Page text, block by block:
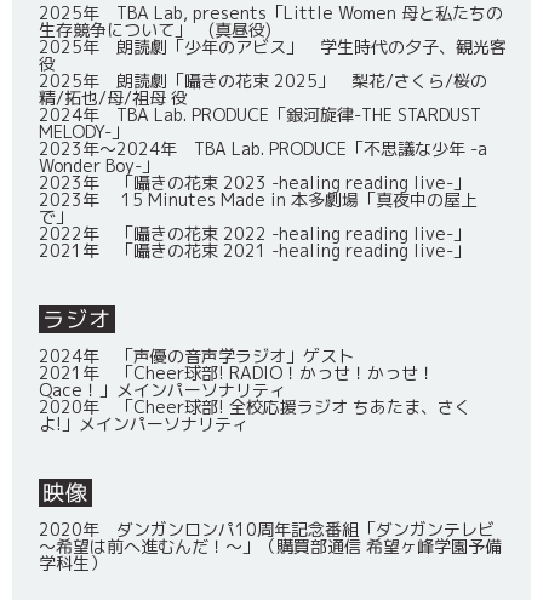
2025年 TBA Lab, presents「Little Women 母と私たちの
生存競争について」 (真昼役)
2025年 朗読劇「少年のアビス」 学生時代の夕子、観光客
役
2025年 朗読劇「囁きの花束 2025」 梨花/さくら/桜の
精/拓也/母/祖母 役
2024年 TBA Lab. PRODUCE「銀河旋律-THE STARDUST
MELODY-」
2023年～2024年 TBA Lab. PRODUCE「不思議な少年 -a
Wonder Boy-」
2023年 「囁きの花束 2023 -healing reading live-」
2023年 15 Minutes Made in 本多劇場「真夜中の屋上
で」
2022年 「囁きの花束 2022 -healing reading live-」
2021年 「囁きの花束 2021 -healing reading live-」
ラジオ
2024年 「声優の音声学ラジオ」ゲスト
2021年 「Cheer球部! RADIO！かっせ！かっせ！
Qace！」メインパーソナリティ
2020年 「Cheer球部! 全校応援ラジオ ちあたま、さく
よ!」メインパーソナリティ
映像
2020年 ダンガンロンパ10周年記念番組「ダンガンテレビ
～希望は前へ進むんだ！～」（購買部通信 希望ヶ峰学園予備
学科生）